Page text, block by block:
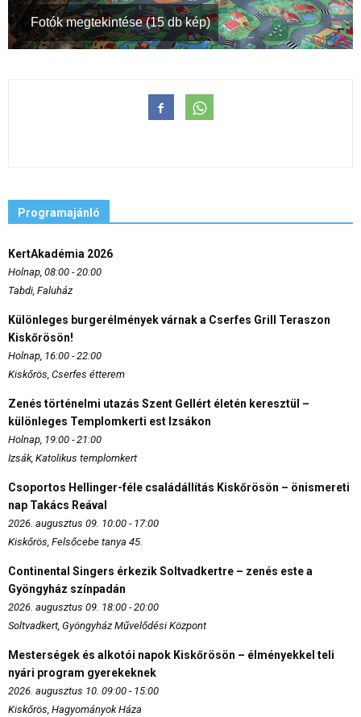
Fotók megtekintése (15 db kép)
Programajánló
KertAkadémia 2026
Holnap, 08:00 - 20:00
Tabdi, Faluház
Különleges burgerélmények várnak a Cserfes Grill Teraszon
Kiskőrösön!
Holnap, 16:00 - 22:00
Kiskőrös, Cserfes étterem
Zenés történelmi utazás Szent Gellért életén keresztül –
különleges Templomkerti est Izsákon
Holnap, 19:00 - 21:00
Izsák, Katolikus templomkert
Csoportos Hellinger-féle családállítás Kiskőrösön – önismereti
nap Takács Reával
2026. augusztus 09. 10:00 - 17:00
Kiskőrös, Felsőcebe tanya 45.
Continental Singers érkezik Soltvadkertre – zenés este a
Gyöngyház színpadán
2026. augusztus 09. 18:00 - 20:00
Soltvadkert, Gyöngyház Művelődési Központ
Mesterségek és alkotói napok Kiskőrösön – élményekkel teli
nyári program gyerekeknek
2026. augusztus 10. 09:00 - 15:00
Kiskőrös, Hagyományok Háza